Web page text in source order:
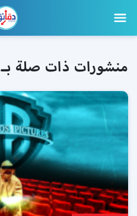
منشورات ذات صلة بـ Wonder Woman